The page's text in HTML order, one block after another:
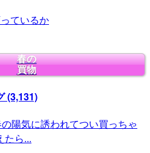
ているか
春の
買物
(3,131)
陽気に誘われてつい買っちゃ
たら...